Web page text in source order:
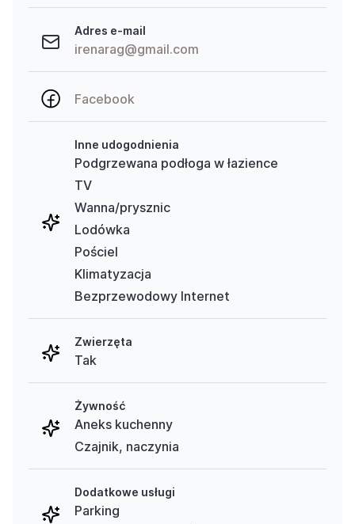
Adres e-mail
irenarag@gmail.com
Facebook
Inne udogodnienia
Podgrzewana podłoga w łazience
TV
Wanna/prysznic
Lodówka
Pościel
Klimatyzacja
Bezprzewodowy Internet
Zwierzęta
Tak
Żywność
Aneks kuchenny
Czajnik, naczynia
Dodatkowe usługi
Parking